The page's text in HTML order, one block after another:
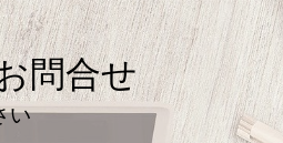
問合せ
い